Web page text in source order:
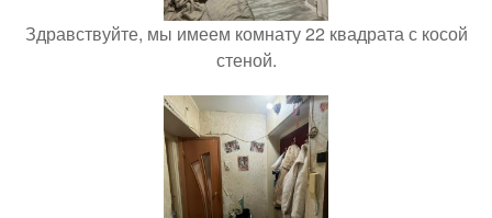
Здравствуйте, мы имеем комнату 22 квадрата с косой
стеной.